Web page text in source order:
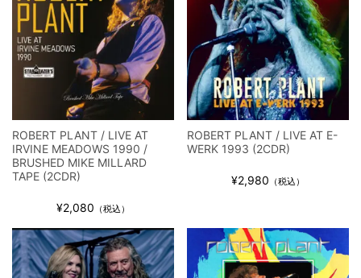
*NEW RELEASE (最新約3ヶ月)
2024.6.9
メガデス / 2023年8月4日 ドイツ W.O.A. 公演 FHD 完全収録！
*NEW RELEASE (最新約3ヶ月)
2024.6.9
ユーライア・ヒープ / 2023年8月3日 ドイツ W.O.A. 公演 FHD 完
全収録！
*NEW RELEASE (最新約3ヶ月)
2024.6.9
ジャーニー / 1979年5月8+9日 コロラド州 2公演 SBD 完全収録！
*NEW RELEASE (最新約3ヶ月)
2024.11.9
NGHFB / 2024年7月28日 フジロック’24公演 超高音質AI-SBD！
*NEW RELEASE (最新約3ヶ月)
IEM+Aud！
*NEW RELEASE (最新約3ヶ月)
2024.6.24
ビリー・ジョエル / 2024年3月24日 100Aniv. 米M.S.G公演 完全
収録！
ROBERT PLANT / LIVE AT
IRVINE MEADOWS 1990 /
BRUSHED MIKE MILLARD
TAPE (2CDR)
¥2,080 （税込）
ROBERT PLANT / LIVE AT E-
WERK 1993 (2CDR)
¥2,980 （税込）